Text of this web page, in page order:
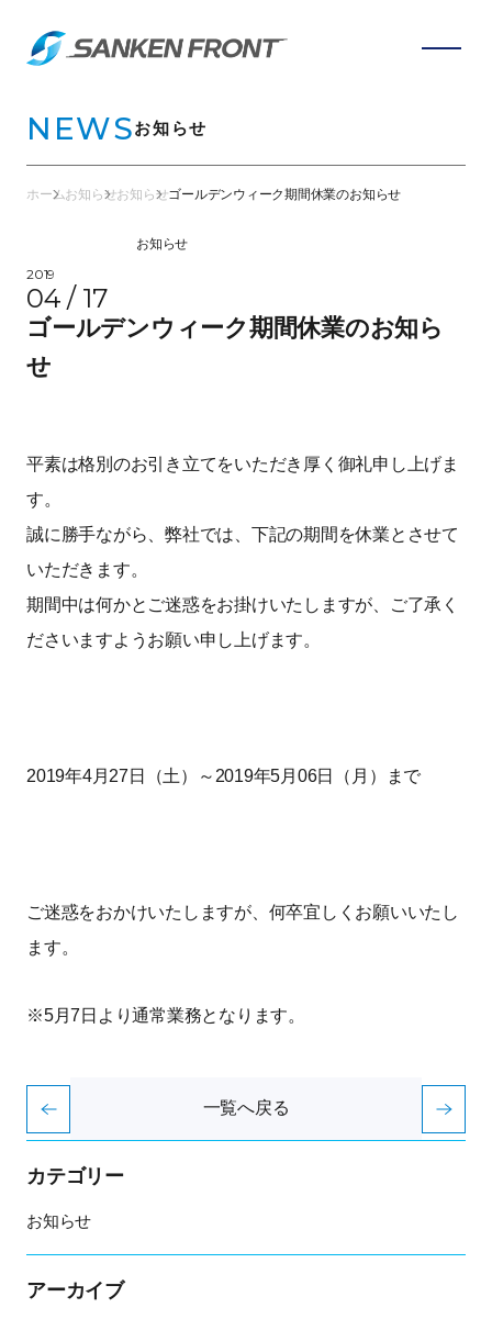
NEWSお知らせ
ホームお知らせお知らせゴールデンウィーク期間休業のお知らせ
2019
04 / 17
お知らせ
ゴールデンウィーク期間休業のお知ら
せ
平素は格別のお引き立てをいただき厚く御礼申し上げま
す。
誠に勝手ながら、弊社では、下記の期間を休業とさせて
いただきます。
期間中は何かとご迷惑をお掛けいたしますが、ご了承く
ださいますようお願い申し上げます。
2019年4月27日（土）～2019年5月06日（月）まで
ご迷惑をおかけいたしますが、何卒宜しくお願いいたし
ます。
※5月7日より通常業務となります。
一覧へ戻る
カテゴリー
お知らせ
アーカイブ